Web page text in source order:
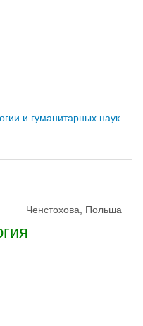
и гуманитарных наук
Ченстохова, Польша